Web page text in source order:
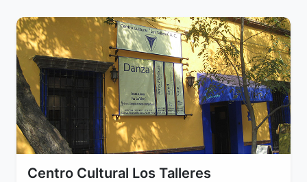
Centro Cultural Los Talleres